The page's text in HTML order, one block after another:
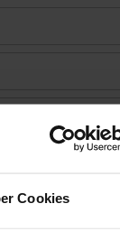
Cookies